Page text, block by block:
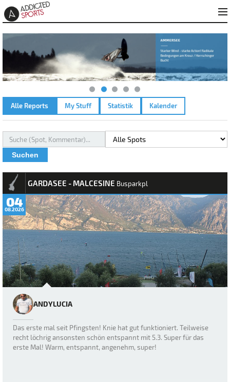
Alle Reports My Stuff Statistik Kalender
Suchen
REPORTS
GARDASEE - MALCESINE Busparkpl
04
08.2026
ANDYLUCIA
Das erste mal seit Pfingsten! Knie hat gut funktioniert. Teilweise
recht löchrig ansonsten schön entspannt mit 5.3. Super für das
erste Mal! Warm, entspannt, angenehm, super!